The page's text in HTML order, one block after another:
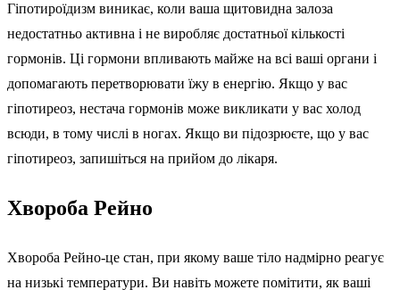
Гіпотироїдизм виникає, коли ваша щитовидна залоза
недостатньо активна і не виробляє достатньої кількості
гормонів. Ці гормони впливають майже на всі ваші органи і
допомагають перетворювати їжу в енергію. Якщо у вас
гіпотиреоз, нестача гормонів може викликати у вас холод
всюди, в тому числі в ногах. Якщо ви підозрюєте, що у вас
гіпотиреоз, запишіться на прийом до лікаря.
Хвороба Рейно
Хвороба Рейно-це стан, при якому ваше тіло надмірно реагує
на низькі температури. Ви навіть можете помітити, як ваші